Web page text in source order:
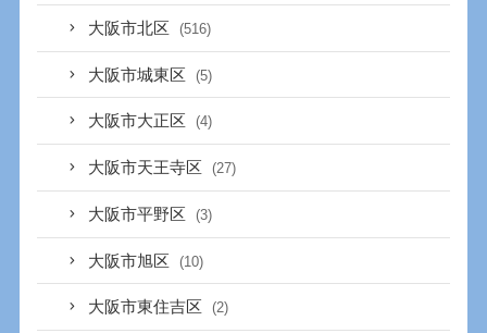
大阪市北区 (516)
大阪市城東区 (5)
大阪市大正区 (4)
大阪市天王寺区 (27)
大阪市平野区 (3)
大阪市旭区 (10)
大阪市東住吉区 (2)